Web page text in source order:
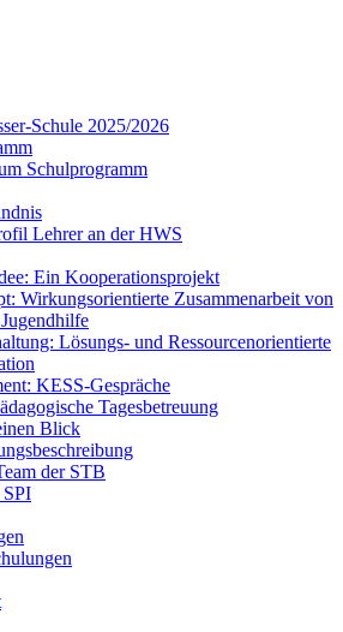
Schule 2025/2026
Schulprogramm
Lehrer an der HWS
Ein Kooperationsprojekt
Wirkungsorientierte Zusammenarbeit von
Lösungs- und Ressourcenorientierte
KESS-Gespräche
Tagesbetreuung
Blick
der STB
SPI